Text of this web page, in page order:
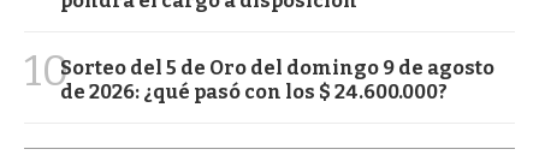
10Sorteo del 5 de Oro del domingo 9 de agosto
de 2026: ¿qué pasó con los $ 24.600.000?